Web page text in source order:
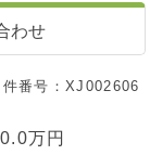
わせ
件番号：XJ002606
万円